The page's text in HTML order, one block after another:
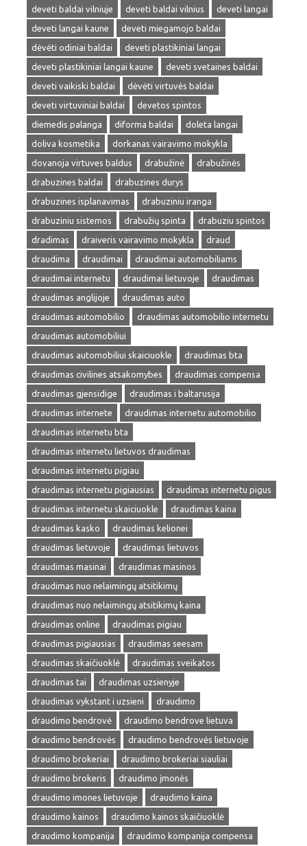
deveti baldai vilniuje deveti baldai vilnius
deveti langai
deveti langai kaune
deveti miegamojo baldai
dėvėti odiniai baldai
deveti plastikiniai langai
deveti plastikiniai langai kaune
deveti svetaines baldai
deveti vaikiski baldai
dėvėti virtuvės baldai
deveti virtuviniai baldai
devetos spintos
diemedis palanga
diforma baldai
doleta langai
doliva kosmetika
dorkanas vairavimo mokykla
dovanoja virtuves baldus
drabužinė
drabužinės
drabuzines baldai
drabuzines durys
drabuzines isplanavimas
drabuziniu iranga
drabuziniu sistemos
drabužių spinta
drabuziu spintos
dradimas
draiveris vairavimo mokykla
draud
draudima
draudimai
draudimai automobiliams
draudimai internetu
draudimai lietuvoje
draudimas
draudimas anglijoje
draudimas auto
draudimas automobilio
draudimas automobilio internetu
draudimas automobiliui
draudimas automobiliui skaiciuokle
draudimas bta
draudimas civilines atsakomybes
draudimas compensa
draudimas gjensidige
draudimas i baltarusija
draudimas internete
draudimas internetu automobilio
draudimas internetu bta
draudimas internetu lietuvos draudimas
draudimas internetu pigiau
draudimas internetu pigiausias
draudimas internetu pigus
draudimas internetu skaiciuokle
draudimas kaina
draudimas kasko
draudimas kelionei
draudimas lietuvoje
draudimas lietuvos
draudimas masinai
draudimas masinos
draudimas nuo nelaimingų atsitikimų
draudimas nuo nelaimingų atsitikimų kaina
draudimas online
draudimas pigiau
draudimas pigiausias
draudimas seesam
draudimas skaičiuoklė
draudimas sveikatos
draudimas tai
draudimas uzsienyje
draudimas vykstant i uzsieni
draudimo
draudimo bendrovė
draudimo bendrove lietuva
draudimo bendrovės
draudimo bendrovės lietuvoje
draudimo brokeriai
draudimo brokeriai siauliai
draudimo brokeris
draudimo įmonės
draudimo imones lietuvoje
draudimo kaina
draudimo kainos
draudimo kainos skaičiuoklė
draudimo kompanija
draudimo kompanija compensa